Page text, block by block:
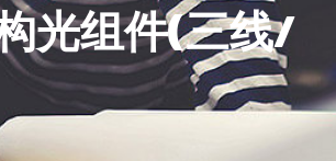
光组件(三线/